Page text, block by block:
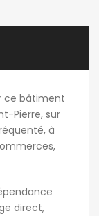
ce bâtiment
Pierre, sur
à
direct,